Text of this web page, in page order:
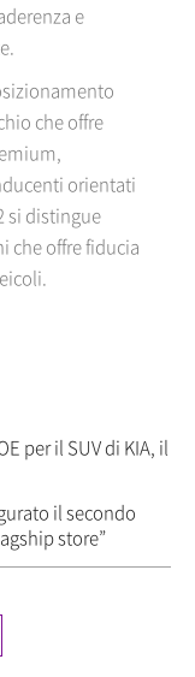
e
che offre
orientati
si distingue
che offre fiducia
per il SUV di KIA, il
il secondo
store”